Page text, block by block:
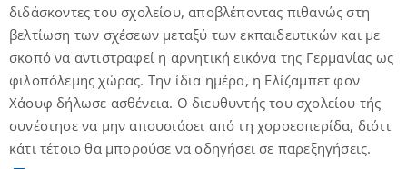
διδάσκοντες του σχολείου, αποβλέποντας πιθανώς στη
βελτίωση των σχέσεων μεταξύ των εκπαιδευτικών και με
σκοπό να αντιστραφεί η αρνητική εικόνα της Γερμανίας ως
φιλοπόλεμης χώρας. Την ίδια ημέρα, η Ελίζαμπετ φον
Χάουφ δήλωσε ασθένεια. Ο διευθυντής του σχολείου τής
συνέστησε να μην απουσιάσει από τη χοροεσπερίδα, διότι
κάτι τέτοιο θα μπορούσε να οδηγήσει σε παρεξηγήσεις.